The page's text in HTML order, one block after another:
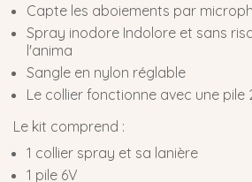
Capte les aboiements par
Spray inodore Indolore et sans
l'anima
Sangle en nylon réglable
Le collier fonctionne avec une pile
Le kit comprend :
1 collier spray et sa lanière
1 pile 6V